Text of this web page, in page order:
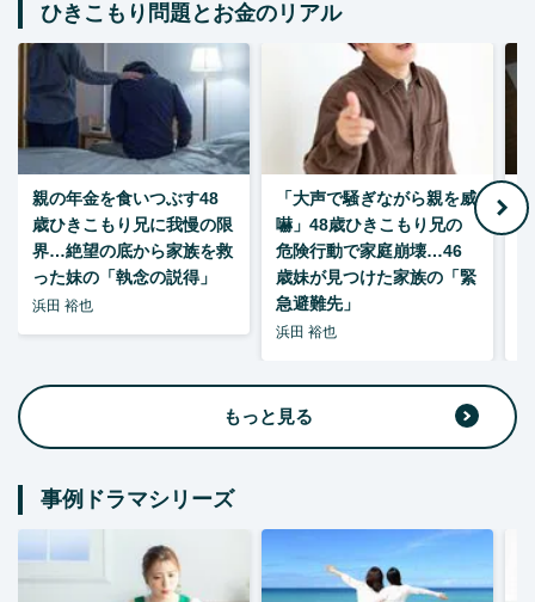
ひきこもり問題とお金のリアル
親の年金を食いつぶす48
歳ひきこもり兄に我慢の限
界…絶望の底から家族を救
った妹の「執念の説得」
浜田 裕也
「大声で騒ぎながら親を威
嚇」48歳ひきこもり兄の
危険行動で家庭崩壊…46
歳妹が見つけた家族の「緊
急避難先」
浜田 裕也
もっと見る
事例ドラマシリーズ